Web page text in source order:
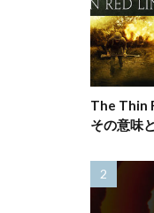
The Thin
その意味